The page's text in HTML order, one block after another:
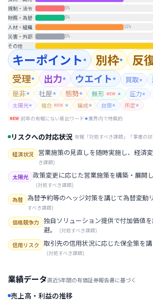
規制・法令 5%
財務・為替 5%
人材・組織 15%
災害・外部 5%
その他
キーポイント ★ 別枠★ 反
受理★ 出力★ ウエイト★ 買取★
是非★ 社屋★ 態勢★ 無形 NEW ★ 圧力★
太陽光★ 複合 NEW ★ 編成★ 台頭★ 所定★
NEW 前年の有報にない新出ワード★業界内で特異的
リスクへの対応状況 有報「対処すべき課題」「事業の
経済状況 営業施策の見直しを随時実施し、経済変
き課題)
太陽光 政策変更に応じた営業施策を構築・展開
(対処すべき課題)
為替 為替予約等のヘッジ対策を講じて為替変動
すべき課題)
価格競争力
独自ソリューション提供で付加価値
避。
(対処すべき課題)
信用リスク 取引先の信用状況に応じた保全策を講
(対処すべき課題)
業績データ直近5年間の有価証券報告書に基づく
売上高・利益の推移